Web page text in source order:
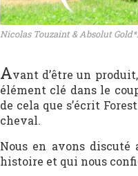
Nicolas Touzaint & Absolut
Avant d’être un
élément clé dans le
de cela que s’écrit
cheval.
Nous en avons discuté
histoire et qui nous